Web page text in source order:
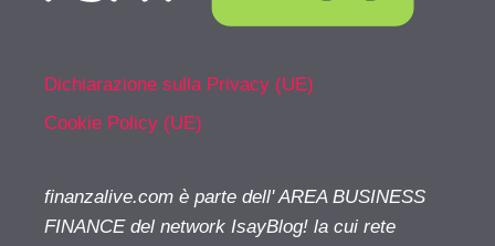
Dichiarazione sulla Privacy (UE)
Cookie Policy (UE)
finanzalive.com è parte dell' AREA BUSINESS
FINANCE del network IsayBlog! la cui rete